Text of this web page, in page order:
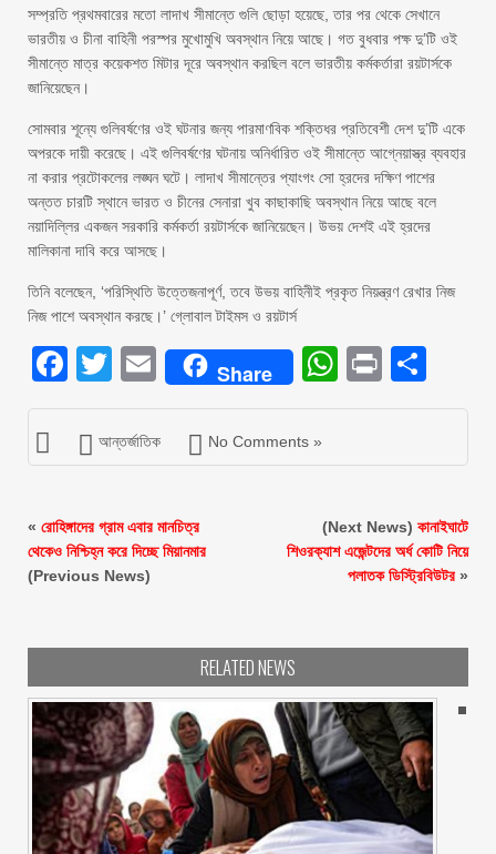
সম্প্রতি প্রথমবারের মতো লাদাখ সীমান্তে গুলি ছোড়া হয়েছে, তার পর থেকে সেখানে
ভারতীয় ও চীনা বাহিনী পরস্পর মুখোমুখি অবস্থান নিয়ে আছে। গত বুধবার পক্ষ দু’টি ওই
সীমান্তে মাত্র কয়েকশত মিটার দূরে অবস্থান করছিল বলে ভারতীয় কর্মকর্তারা রয়টার্সকে
জানিয়েছেন।
সোমবার শূন্যে গুলিবর্ষণের ওই ঘটনার জন্য পারমাণবিক শক্তিধর প্রতিবেশী দেশ দু’টি একে
অপরকে দায়ী করেছে। এই গুলিবর্ষণের ঘটনায় অনির্ধারিত ওই সীমান্তে আগ্নেয়াস্ত্র ব্যবহার
না করার প্রটোকলের লঙ্ঘন ঘটে। লাদাখ সীমান্তের প্যাংগং সো হ্রদের দক্ষিণ পাশের
অন্তত চারটি স্থানে ভারত ও চীনের সেনারা খুব কাছাকাছি অবস্থান নিয়ে আছে বলে
নয়াদিল্লির একজন সরকারি কর্মকর্তা রয়টার্সকে জানিয়েছেন। উভয় দেশই এই হ্রদের
মালিকানা দাবি করে আসছে।
তিনি বলেছেন, ‘পরিস্থিতি উত্তেজনাপূর্ণ, তবে উভয় বাহিনীই প্রকৃত নিয়ন্ত্রণ রেখার নিজ
নিজ পাশে অবস্থান করছে।’ গ্লোবাল টাইমস ও রয়টার্স
Facebook
Twitter
EmailShare Print
আন্তর্জাতিক No Comments »
« রোহিঙ্গাদের গ্রাম এবার মানচিত্র
থেকেও নিশ্চিহ্ন করে দিচ্ছে মিয়ানমার
(Previous News)
(Next News) কানাইঘাটে
শিওরক্যাশ এজেন্টদের অর্ধ কোটি নিয়ে
পলাতক ডিস্ট্রিবিউটর»
RELATED NEWS